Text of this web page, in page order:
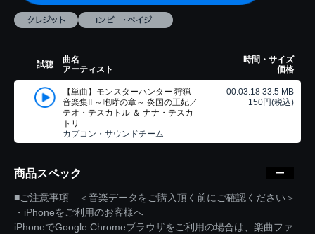
試聴
曲名
アーティスト
時間・サイズ
価格
【単曲】モンスターハンター 狩猟
音楽集II ～咆哮の章～ 炎国の王妃／
テオ・テスカトル ＆ ナナ・テスカ
トリ
カプコン・サウンドチーム
00:03:18 33.5 MB
150円(税込)
商品スペック
■ご注意事項 ＜音楽データをご購入頂く前にご確認ください＞
・iPhoneをご利用のお客様へ
iPhoneでGoogle Chromeブラウザをご利用の場合は、楽曲ファ